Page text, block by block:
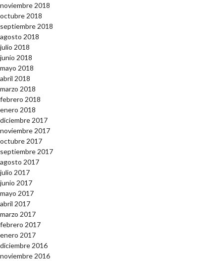
noviembre 2018
octubre 2018
septiembre 2018
agosto 2018
julio 2018
junio 2018
mayo 2018
abril 2018
marzo 2018
febrero 2018
enero 2018
diciembre 2017
noviembre 2017
octubre 2017
septiembre 2017
agosto 2017
julio 2017
junio 2017
mayo 2017
abril 2017
marzo 2017
febrero 2017
enero 2017
diciembre 2016
noviembre 2016